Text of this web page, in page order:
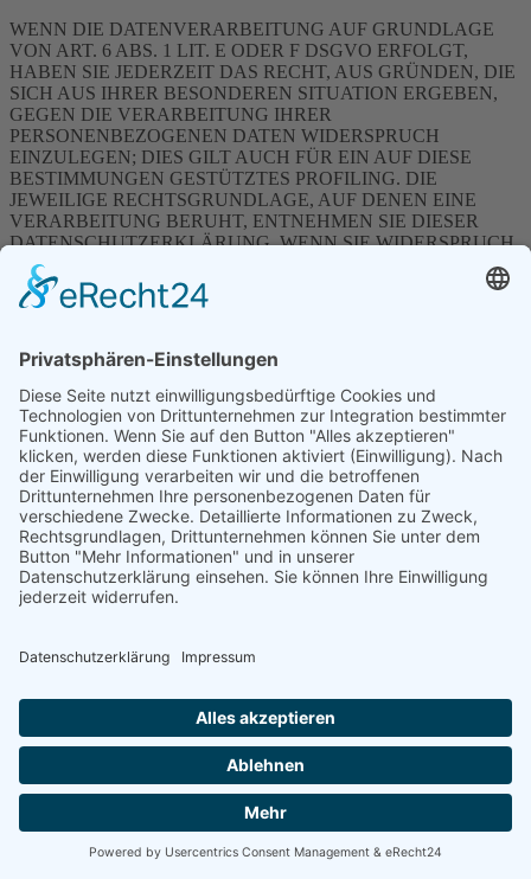
WENN DIE DATENVERARBEITUNG AUF GRUNDLAGE
VON ART. 6 ABS. 1 LIT. E ODER F DSGVO ERFOLGT,
HABEN SIE JEDERZEIT DAS RECHT, AUS GRÜNDEN, DIE
SICH AUS IHRER BESONDEREN SITUATION ERGEBEN,
GEGEN DIE VERARBEITUNG IHRER
PERSONENBEZOGENEN DATEN WIDERSPRUCH
EINZULEGEN; DIES GILT AUCH FÜR EIN AUF DIESE
BESTIMMUNGEN GESTÜTZTES PROFILING. DIE
JEWEILIGE RECHTSGRUNDLAGE, AUF DENEN EINE
VERARBEITUNG BERUHT, ENTNEHMEN SIE DIESER
DATENSCHUTZERKLÄRUNG. WENN SIE WIDERSPRUCH
EINLEGEN, WERDEN WIR IHRE BETROFFENEN
PERSONENBEZOGENEN DATEN NICHT MEHR
VERARBEITEN, ES SEI DENN, WIR KÖNNEN
VERARBEITUNG NACHWEISEN, DIE IHRE INTERESSEN,
RECHTE UND FREIHEITEN ÜBERWIEGEN ODER DIE
VERARBEITUNG DIENT DER GELTENDMACHUNG,
AUSÜBUNG ODER VERTEIDIGUNG VON
RECHTSANSPRÜCHEN (WIDERSPRUCH NACH ART. 21
ABS. 1 DSGVO).
WERDEN IHRE PERSONENBEZOGENEN DATEN
VERARBEITET, UM DIREKTWERBUNG ZU BETREIBEN,
SO HABEN SIE DAS RECHT, JEDERZEIT WIDERSPRUCH
GEGEN DIE VERARBEITUNG SIE BETREFFENDER
PERSONENBEZOGENER DATEN ZUM ZWECKE
DERARTIGER WERBUNG EINZULEGEN; DIES GILT AUCH
WIDERSPRECHEN, WERDEN IHRE
MEHR ZUM ZWECKE DER DIREKTWERBUNG
VERWENDET (WIDERSPRUCH NACH ART. 21 ABS. 2
DSGVO).
Beschwerde­recht bei der zuständigen Aufsichts­behörde
Im Falle von Verstößen gegen die DSGVO steht den Betroffenen
ein Beschwerderecht bei einer Aufsichtsbehörde, insbesondere in